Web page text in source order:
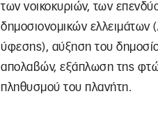
των νοικοκυριών, των
δημοσιονομικών
ύφεσης), αύξηση του
απολαβών, εξάπλωση της
πληθυσμού του πλανήτη.